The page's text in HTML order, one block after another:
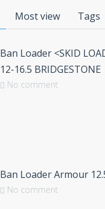
Most view Tags
Ban Loader <SKID
12-16.5 BRIDGESTONE
No comment
Ban Loader Armour
No comment